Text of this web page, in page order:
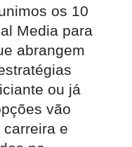
os 10
Media para
abrangem
ou já
vão
e